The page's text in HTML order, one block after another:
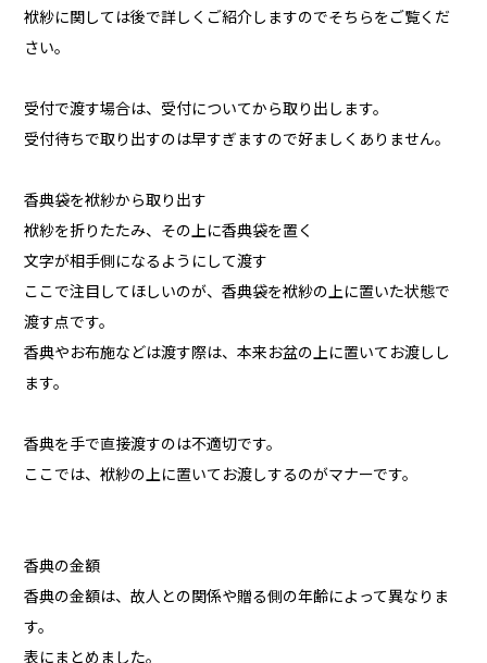
袱紗に関しては後で詳しくご紹介しますのでそちらをご覧くだ
さい。
受付で渡す場合は、受付についてから取り出します。
受付待ちで取り出すのは早すぎますので好ましくありません。
香典袋を袱紗から取り出す
袱紗を折りたたみ、その上に香典袋を置く
文字が相手側になるようにして渡す
ここで注目してほしいのが、香典袋を袱紗の上に置いた状態で
渡す点です。
香典やお布施などは渡す際は、本来お盆の上に置いてお渡しし
ます。
香典を手で直接渡すのは不適切です。
ここでは、袱紗の上に置いてお渡しするのがマナーです。
香典の金額
香典の金額は、故人との関係や贈る側の年齢によって異なりま
す。
表にまとめました。